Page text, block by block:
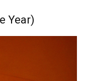
Year)